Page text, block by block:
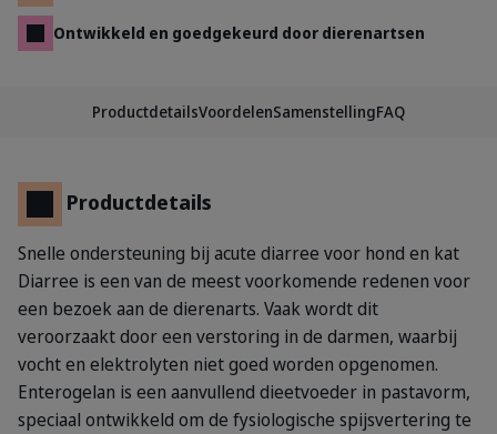
Ontwikkeld en goedgekeurd door dierenartsen
ProductdetailsVoordelenSamenstellingFAQ
Productdetails
Snelle ondersteuning bij acute diarree voor hond en kat
Diarree is een van de meest voorkomende redenen voor
een bezoek aan de dierenarts. Vaak wordt dit
veroorzaakt door een verstoring in de darmen, waarbij
vocht en elektrolyten niet goed worden opgenomen.
Enterogelan is een aanvullend dieetvoeder in pastavorm,
speciaal ontwikkeld om de fysiologische spijsvertering te